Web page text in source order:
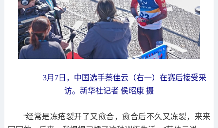
3月7日，中国选手蔡佳云（右一）在赛后接受采
访。新华社记者 侯昭康 摄
“经常是冻疮裂开了又愈合，愈合后不久又冻裂，来来